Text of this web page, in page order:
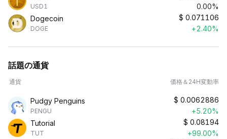
USD1
0.00%
Dogecoin
DOGE
$ 0.071106
+2.40%
話題の通貨
通貨 価格＆24H変動率
Pudgy Penguins
PENGU
$ 0.0062886
+5.20%
Tutorial
TUT
$ 0.08194
+99.00%